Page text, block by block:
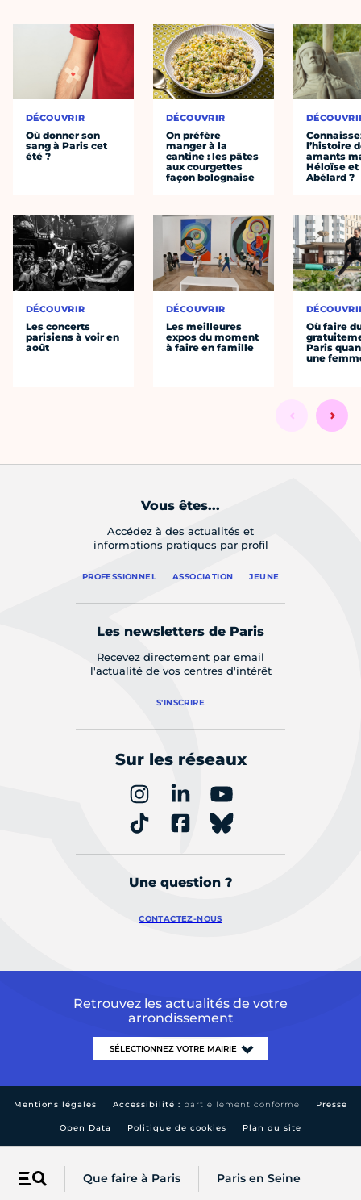
Menu Que faire à Paris Paris en Seine
DÉCOUVRIR
Où donner son
sang à Paris cet
été ?
DÉCOUVRIR
Les concerts
parisiens à voir en
août
DÉCOUVRIR
On préfère
manger à la
cantine : les pâtes
aux courgettes
façon bolognaise
DÉCOUVRIR
Les meilleures
expos du moment
à faire en famille
l’histoire
amants
Héloïse et
Abélard ?
Où faire
Paris
une
Vous êtes...
Accédez à des actualités et
informations pratiques par profil
PROFESSIONNEL ASSOCIATION JEUNE
Les newsletters de Paris
Recevez directement par email
l'actualité de vos centres d'intérêt
S'INSCRIRE
Sur les réseaux
Une question ?
CONTACTEZ-NOUS
Retrouvez les actualités de votre
arrondissement
Mentions légales Accessibilité : partiellement conforme Presse
Open Data Politique de cookies Plan du site